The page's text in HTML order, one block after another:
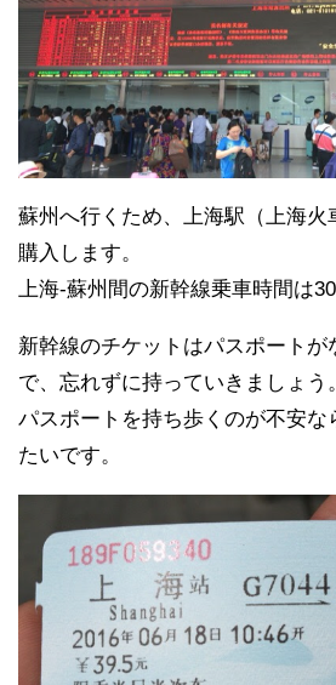
蘇州へ行くため、上海駅（上海火
購入します。
上海-蘇州間の新幹線乗車時間は30
新幹線のチケットはパスポートが
で、忘れずに持っていきましょう。
パスポートを持ち歩くのが不安な
たいです。